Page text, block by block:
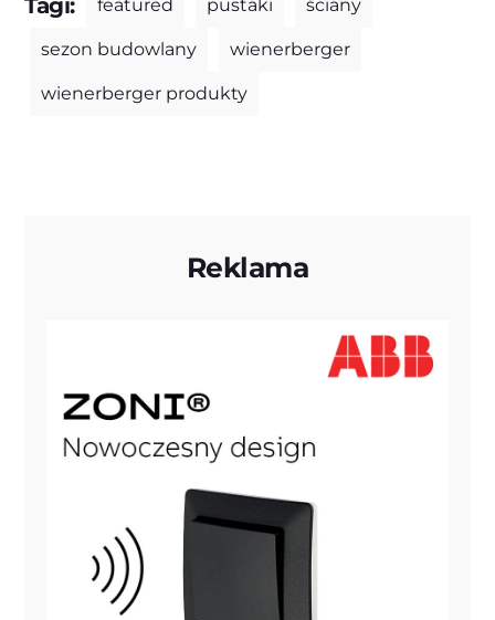
Tagi: featured pustaki ściany
sezon budowlany wienerberger
wienerberger produkty
Reklama